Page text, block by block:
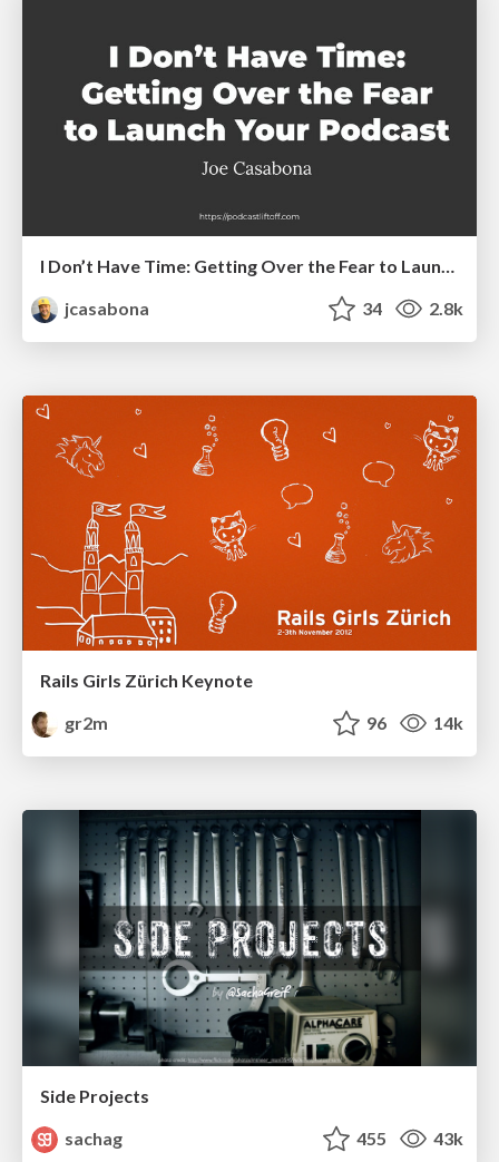
I Don’t Have Time: Getting Over the Fear to Launch Your Podcast
jcasabona
34 2.8k
Rails Girls Zürich Keynote
gr2m
96 14k
Side Projects
sachag
455 43k